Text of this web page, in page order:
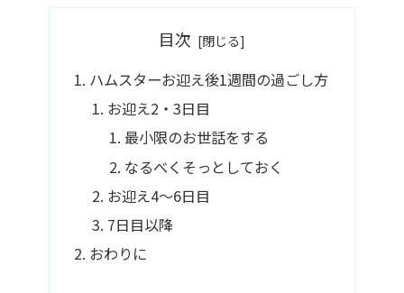
目次
ハムスターお迎え後1週間の過ごし方
お迎え2・3日目
最小限のお世話をする
なるべくそっとしておく
お迎え4～6日目
7日目以降
おわりに